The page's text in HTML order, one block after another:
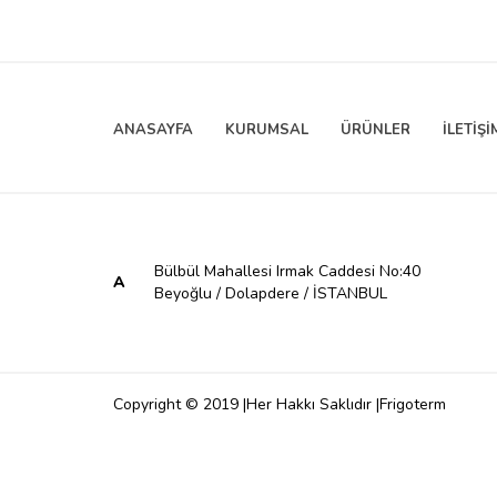
ANASAYFA KURUMSAL ÜRÜNLER
A
Bülbül Mahallesi Irmak Caddesi No:40
Beyoğlu / Dolapdere / İSTANBUL
Copyright © 2019 |Her Hakkı Saklıdır |Frigoterm